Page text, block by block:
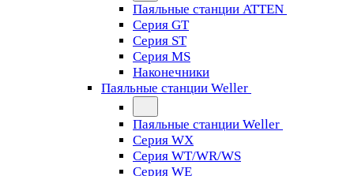
Паяльные станции ATTEN
Серия GT
Серия ST
Серия MS
Наконечники
Паяльные станции Weller
Паяльные станции Weller
Серия WX
Серия WT/WR/WS
Серия WE